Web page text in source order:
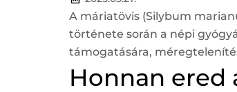
A máriatövis (Silybum
története során a népi
támogatására,
Honnan ered